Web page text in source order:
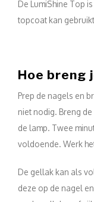
De LumiShine Top
topcoat kan
Hoe breng
Prep de nagels en
niet nodig. Breng
de lamp. Twee
voldoende. Werk
De gellak kan als
deze op de nagel